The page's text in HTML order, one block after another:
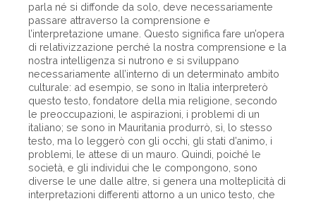
parla né si diffonde da solo, deve necessariamente
passare attraverso la comprensione e
l’interpretazione umane. Questo significa fare un’opera
di relativizzazione perché la nostra comprensione e la
nostra intelligenza si nutrono e si sviluppano
necessariamente all’interno di un determinato ambito
culturale: ad esempio, se sono in Italia interpreterò
questo testo, fondatore della mia religione, secondo
le preoccupazioni, le aspirazioni, i problemi di un
italiano; se sono in Mauritania produrrò, sì, lo stesso
testo, ma lo leggerò con gli occhi, gli stati d’animo, i
problemi, le attese di un mauro. Quindi, poiché le
società, e gli individui che le compongono, sono
diverse le une dalle altre, si genera una molteplicità di
interpretazioni differenti attorno a un unico testo, che